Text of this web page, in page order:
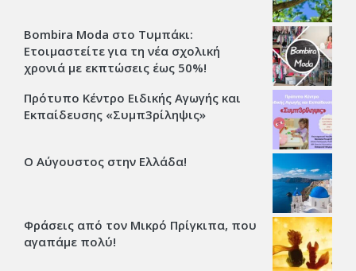
Bombira Moda στο Τυμπάκι:
Ετοιμαστείτε για τη νέα σχολική
χρονιά με εκπτώσεις έως 50%!
Πρότυπο Κέντρο Ειδικής Αγωγής και
Εκπαίδευσης «Συμπ3ρίληψις»
Ο Αύγουστος στην Ελλάδα!
Φράσεις από τον Μικρό Πρίγκιπα, που
αγαπάμε πολύ!